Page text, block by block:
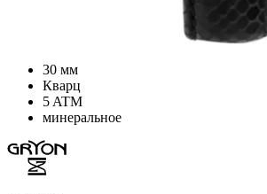
30 мм
Кварц
5 ATM
минеральное